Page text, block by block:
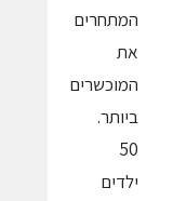
המתחרים
את
המוכשרים
ביותר.
50
ילדים